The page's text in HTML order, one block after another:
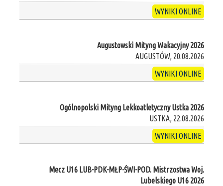
WYNIKI ONLINE
Augustowski Mityng Wakacyjny 2026
AUGUSTÓW, 20.08.2026
WYNIKI ONLINE
Ogólnopolski Mityng Lekkoatletyczny Ustka 2026
USTKA, 22.08.2026
WYNIKI ONLINE
Mecz U16 LUB-PDK-MŁP-ŚWI-POD. Mistrzostwa Woj.
Lubelskiego U16 2026